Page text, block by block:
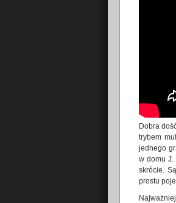
Dobra
trybem
jednego
w domu J.
skrócie.
prostu